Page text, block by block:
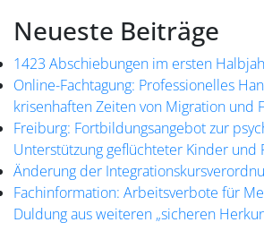
Neueste Beiträge
1423 Abschiebungen im ersten
Online-Fachtagung: Professionelles
krisenhaften Zeiten von Migration und
Freiburg: Fortbildungsangebot zur
Unterstützung geflüchteter Kinder und
Änderung der
Fachinformation: Arbeitsverbote für
Duldung aus weiteren „sicheren